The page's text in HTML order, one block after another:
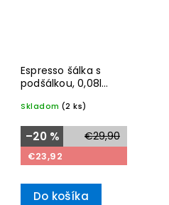
Espresso šálka s
podšálkou, 0,08l
Skladom (2 ks)
€29,90
–20 %
€23,92
Do košíka